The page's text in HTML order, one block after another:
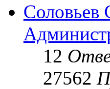
Соловьев
12
27562